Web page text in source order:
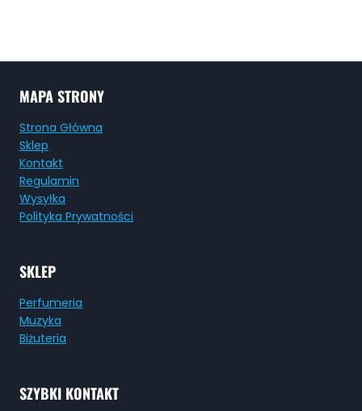
MAPA STRONY
Strona Główna
Sklep
Kontakt
Regulamin
Wysyłka
Polityka Prywatności
SKLEP
Perfumeria
Muzyka
Biżuteria
SZYBKI KONTAKT